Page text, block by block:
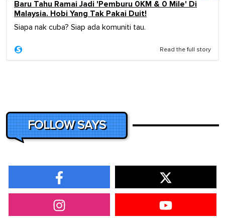
Baru Tahu Ramai Jadi 'Pemburu 0KM & 0 Mile' Di
Malaysia. Hobi Yang Tak Pakai Duit!
Siapa nak cuba? Siap ada komuniti tau.
Read the full story
FOLLOW SAYS